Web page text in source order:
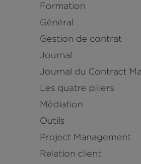
Formation
Général
Gestion de contrat
Journal
Journal du Contract
Les quatre piliers
Médiation
Outils
Project Management
Relation client